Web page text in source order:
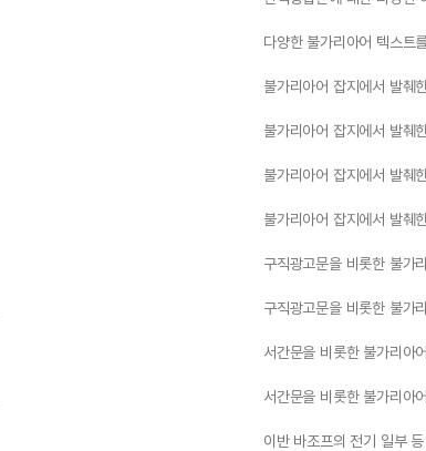
다양한 불가리아어 텍스트
불가리아어 잡지에서 발췌
불가리아어 잡지에서 발췌
불가리아어 잡지에서 발췌
불가리아어 잡지에서 발췌
구직광고문을 비롯한 불가
구직광고문을 비롯한 불가
서간문을 비롯한 불가리아
서간문을 비롯한 불가리아
이반 바조프의 전기 일부